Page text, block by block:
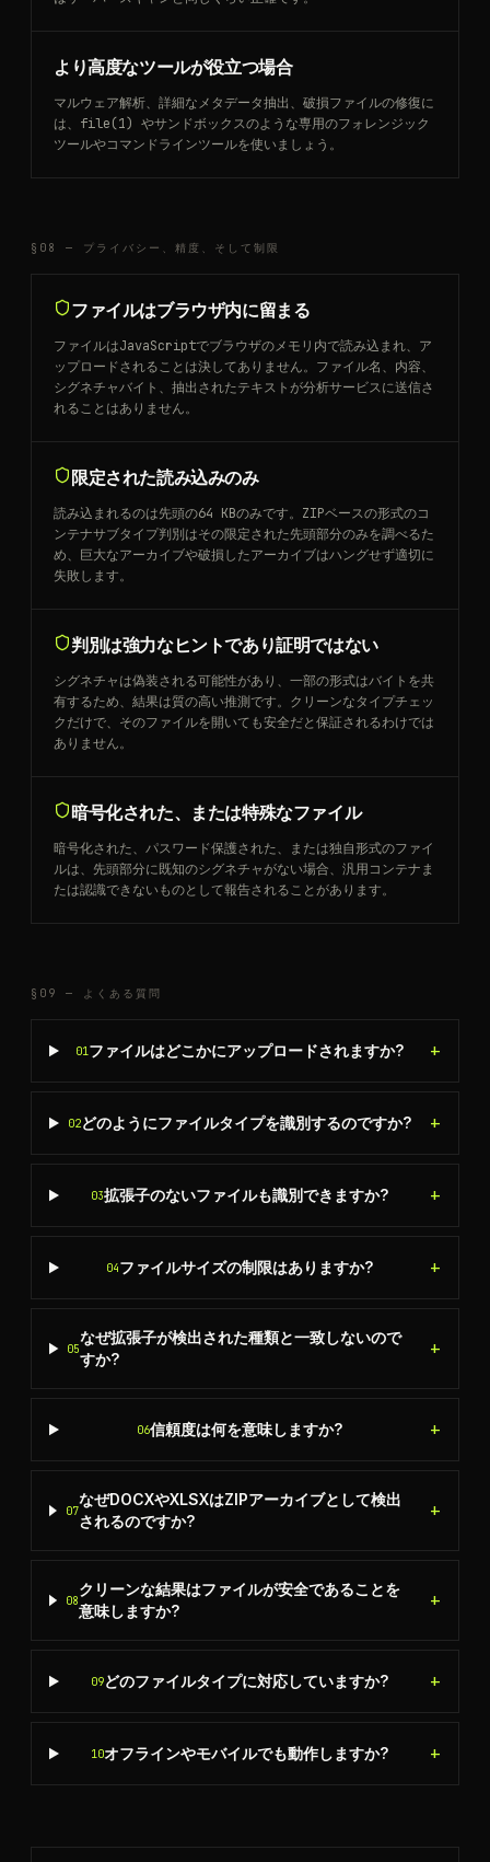
より高度なツールが役立つ場合
マルウェア解析、詳細なメタデータ抽出、破損ファイルの修復に
は、file(1) やサンドボックスのような専用のフォレンジック
ツールやコマンドラインツールを使いましょう。
§08 — プライバシー、精度、そして制限
ファイルはブラウザ内に留まる
ファイルはJavaScriptでブラウザのメモリ内で読み込まれ、ア
ップロードされることは決してありません。ファイル名、内容、
シグネチャバイト、抽出されたテキストが分析サービスに送信さ
れることはありません。
限定された読み込みのみ
読み込まれるのは先頭の64 KBのみです。ZIPベースの形式のコ
ンテナサブタイプ判別はその限定された先頭部分のみを調べるた
め、巨大なアーカイブや破損したアーカイブはハングせず適切に
失敗します。
判別は強力なヒントであり証明ではない
シグネチャは偽装される可能性があり、一部の形式はバイトを共
有するため、結果は質の高い推測です。クリーンなタイプチェッ
クだけで、そのファイルを開いても安全だと保証されるわけでは
ありません。
暗号化された、または特殊なファイル
暗号化された、パスワード保護された、または独自形式のファイ
ルは、先頭部分に既知のシグネチャがない場合、汎用コンテナま
たは認識できないものとして報告されることがあります。
§09 — よくある質問
01 ファイルはどこかにアップロードされますか? +
02どのようにファイルタイプを識別するのですか? +
03拡張子のないファイルも識別できますか? +
04ファイルサイズの制限はありますか? +
05
なぜ拡張子が検出された種類と一致しないので
すか?
+
06信頼度は何を意味しますか? +
07
なぜDOCXやXLSXはZIPアーカイブとして検出
されるのですか?
+
08
クリーンな結果はファイルが安全であることを
意味しますか?
+
09どのファイルタイプに対応していますか? +
10オフラインやモバイルでも動作しますか? +